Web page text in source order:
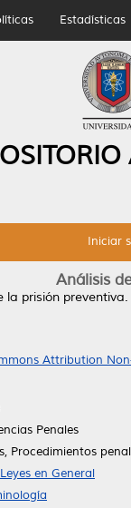
Estadísticas
Iniciar
Análisis
la prisión preventiva.
Attribution
Penales
Procedimientos
en General